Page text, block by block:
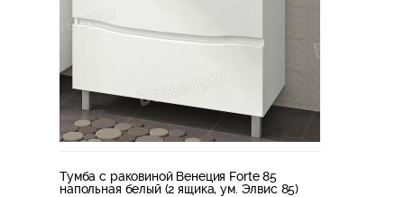
Тумба с раковиной Венеция Forte 85
напольная белый (2 ящика, ум. Элвис 85)